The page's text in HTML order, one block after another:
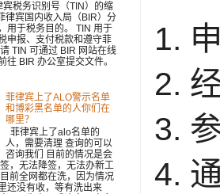
宾税务识别号（TIN）的缩
律宾国内收入局（BIR）分
用于税务目的。 TIN 用于
申报、支付税款和遵守菲
TIN 可通过 BIR 网站在线
往 BIR 办公室提交文件。
菲律宾上了ALO警示名单
和博彩黑名单的人你们在
哪里？
菲律宾上了alo名单的
人，需要清理 查询的可以
咨询我们 目前的情况是会
，无法降签，无法办新工
前全网都在洗，因为情况
还没有收，等有洗出来